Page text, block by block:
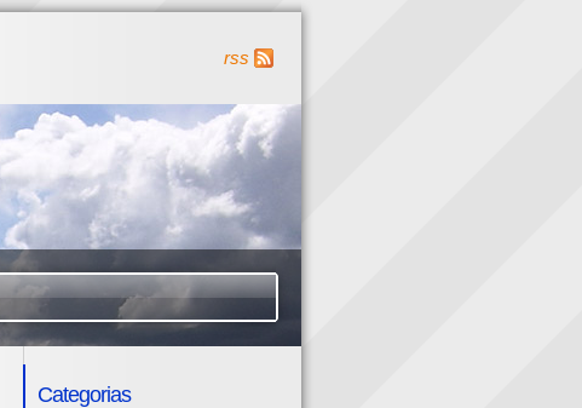
rss
Categorias